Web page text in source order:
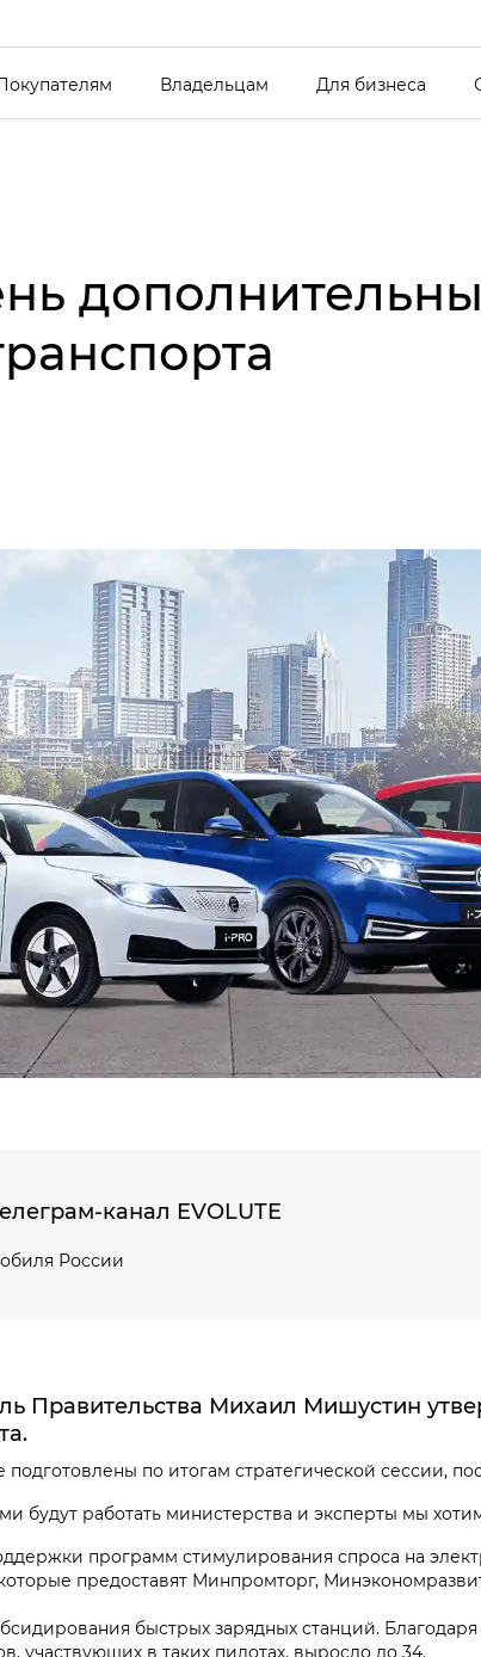
Владельцам Для бизнеса
канал EVOLUTE
России
Правительства Михаил Мишустин
по итогам стратегической сессии,
будут работать министерства и эксперты мы
программ стимулирования спроса на
предоставят Минпромторг,
быстрых зарядных станций.
участвующих в таких пилотах, выросло до 34.